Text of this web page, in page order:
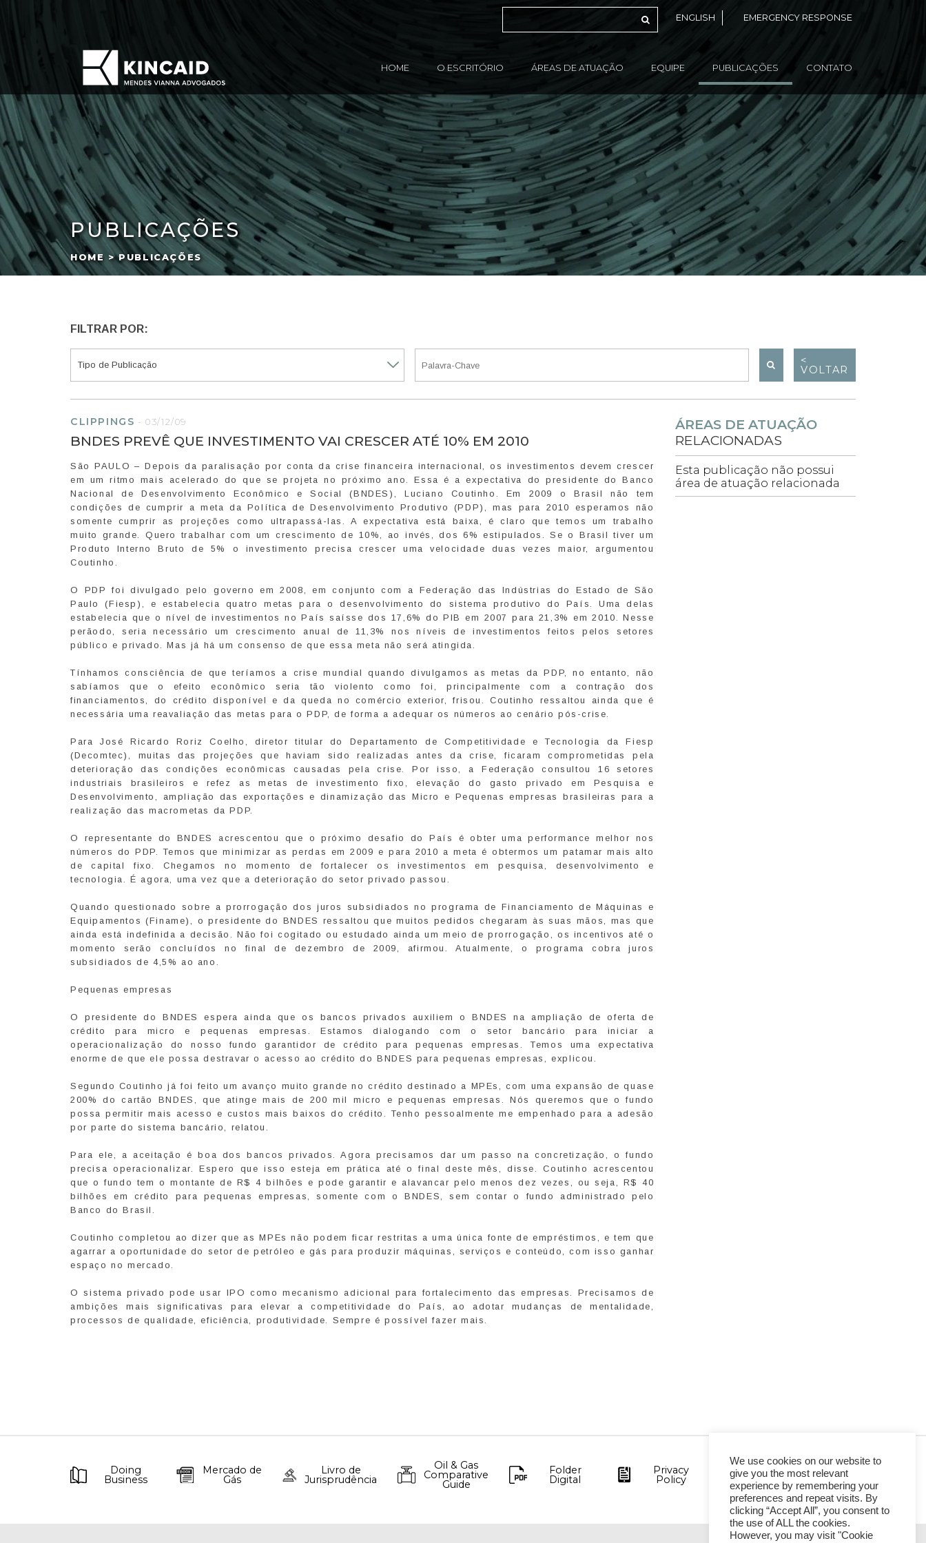
ENGLISH EMERGENCY RESPONSE
HOME O ESCRITÓRIO ÁREAS DE ATUAÇÃO EQUIPE PUBLICAÇÕES CONTATO
PUBLICAÇÕES
HOME > PUBLICAÇÕES
FILTRAR POR:
<
VOLTAR
CLIPPINGS -03/12/09
BNDES PREVÊ QUE INVESTIMENTO VAI CRESCER ATÉ 10% EM 2010
São PAULO – Depois da paralisação por conta da crise financeira internacional, os investimentos devem crescer
em um ritmo mais acelerado do que se projeta no próximo ano. Essa é a expectativa do presidente do Banco
Nacional de Desenvolvimento Econômico e Social (BNDES), Luciano Coutinho. Em 2009 o Brasil não tem
condições de cumprir a meta da Política de Desenvolvimento Produtivo (PDP), mas para 2010 esperamos não
somente cumprir as projeções como ultrapassá-las. A expectativa está baixa, é claro que temos um trabalho
muito grande. Quero trabalhar com um crescimento de 10%, ao invés, dos 6% estipulados. Se o Brasil tiver um
Produto Interno Bruto de 5% o investimento precisa crescer uma velocidade duas vezes maior, argumentou
Coutinho.
O PDP foi divulgado pelo governo em 2008, em conjunto com a Federação das Indústrias do Estado de São
Paulo (Fiesp), e estabelecia quatro metas para o desenvolvimento do sistema produtivo do País. Uma delas
estabelecia que o nível de investimentos no País saísse dos 17,6% do PIB em 2007 para 21,3% em 2010. Nesse
perãodo, seria necessário um crescimento anual de 11,3% nos níveis de investimentos feitos pelos setores
público e privado. Mas já há um consenso de que essa meta não será atingida.
Tínhamos consciência de que teríamos a crise mundial quando divulgamos as metas da PDP, no entanto, não
sabíamos que o efeito econômico seria tão violento como foi, principalmente com a contração dos
financiamentos, do crédito disponível e da queda no comércio exterior, frisou. Coutinho ressaltou ainda que é
necessária uma reavaliação das metas para o PDP, de forma a adequar os números ao cenário pós-crise.
Para José Ricardo Roriz Coelho, diretor titular do Departamento de Competitividade e Tecnologia da Fiesp
(Decomtec), muitas das projeções que haviam sido realizadas antes da crise, ficaram comprometidas pela
deterioração das condições econômicas causadas pela crise. Por isso, a Federação consultou 16 setores
industriais brasileiros e refez as metas de investimento fixo, elevação do gasto privado em Pesquisa e
Desenvolvimento, ampliação das exportações e dinamização das Micro e Pequenas empresas brasileiras para a
realização das macrometas da PDP.
O representante do BNDES acrescentou que o próximo desafio do País é obter uma performance melhor nos
números do PDP. Temos que minimizar as perdas em 2009 e para 2010 a meta é obtermos um patamar mais alto
de capital fixo. Chegamos no momento de fortalecer os investimentos em pesquisa, desenvolvimento e
tecnologia. É agora, uma vez que a deterioração do setor privado passou.
Quando questionado sobre a prorrogação dos juros subsidiados no programa de Financiamento de Máquinas e
Equipamentos (Finame), o presidente do BNDES ressaltou que muitos pedidos chegaram às suas mãos, mas que
ainda está indefinida a decisão. Não foi cogitado ou estudado ainda um meio de prorrogação, os incentivos até o
momento serão concluídos no final de dezembro de 2009, afirmou. Atualmente, o programa cobra juros
subsidiados de 4,5% ao ano.
Pequenas empresas
O presidente do BNDES espera ainda que os bancos privados auxiliem o BNDES na ampliação de oferta de
crédito para micro e pequenas empresas. Estamos dialogando com o setor bancário para iniciar a
operacionalização do nosso fundo garantidor de crédito para pequenas empresas. Temos uma expectativa
enorme de que ele possa destravar o acesso ao crédito do BNDES para pequenas empresas, explicou.
Segundo Coutinho já foi feito um avanço muito grande no crédito destinado a MPEs, com uma expansão de quase
200% do cartão BNDES, que atinge mais de 200 mil micro e pequenas empresas. Nós queremos que o fundo
possa permitir mais acesso e custos mais baixos do crédito. Tenho pessoalmente me empenhado para a adesão
por parte do sistema bancário, relatou.
Para ele, a aceitação é boa dos bancos privados. Agora precisamos dar um passo na concretização, o fundo
precisa operacionalizar. Espero que isso esteja em prática até o final deste mês, disse. Coutinho acrescentou
que o fundo tem o montante de R$ 4 bilhões e pode garantir e alavancar pelo menos dez vezes, ou seja, R$ 40
bilhões em crédito para pequenas empresas, somente com o BNDES, sem contar o fundo administrado pelo
Banco do Brasil.
Coutinho completou ao dizer que as MPEs não podem ficar restritas a uma única fonte de empréstimos, e tem que
agarrar a oportunidade do setor de petróleo e gás para produzir máquinas, serviços e conteúdo, com isso ganhar
espaço no mercado.
O sistema privado pode usar IPO como mecanismo adicional para fortalecimento das empresas. Precisamos de
ambições mais significativas para elevar a competitividade do País, ao adotar mudanças de mentalidade,
processos de qualidade, eficiência, produtividade. Sempre é possível fazer mais.
ÁREAS DE ATUAÇÃO
RELACIONADAS
Esta publicação não possui
área de atuação relacionada
Doing
Business
Mercado de
Gás
Livro de
Jurisprudência
Oil & Gas
Comparative
Guide
Folder
Digital
Privacy
Policy
We use cookies on our website to
give you the most relevant
experience by remembering your
preferences and repeat visits. By
clicking “Accept All”, you consent to
the use of ALL the cookies.
However, you may visit "Cookie